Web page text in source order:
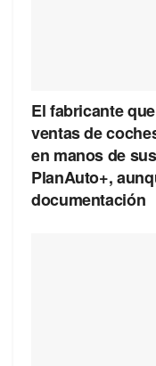
El fabricante
ventas de
en manos de
PlanAuto+,
documentación